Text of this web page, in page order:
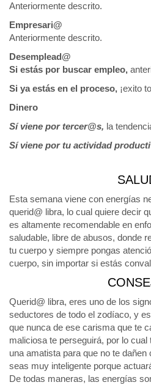
Anteriormente descrito.
Empresari@
Anteriormente descrito.
Desemplead@
Si estás por buscar empleo,
Si ya estás en el proceso, ¡exito
Dinero
Sí viene por tercer@s, la
Sí viene por tu actividad
Esta semana viene con energías
querid@ libra, lo cual quiere decir
es altamente recomendable en
saludable, libre de abusos, donde
tu cuerpo y siempre pongas
cuerpo, sin importar si estás
Querid@ libra, eres uno de los
seductores de todo el zodíaco, y
que nunca de ese carisma que te
maliciosa te perseguirá, por lo
una amatista para que no te
seas muy inteligente porque
De todas maneras, las energías